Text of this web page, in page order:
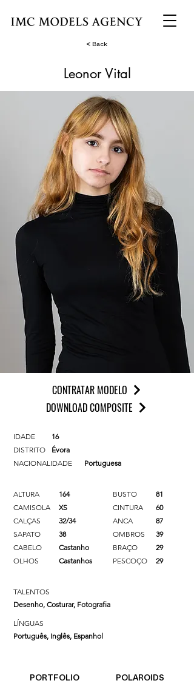
< Back
Leonor Vital
CONTRATAR MODELO
DOWNLOAD COMPOSITE
IDADE
16
DISTRITO
Évora
NACIONALIDADE
Portuguesa
ALTURA
164
CAMISOLA
XS
CALÇAS
32/34
SAPATO
38
CABELO
Castanho
OLHOS
Castanhos
BUSTO
81
CINTURA
60
ANCA
87
OMBROS
39
BRAÇO
29
PESCOÇO
29
TALENTOS
Desenho, Costurar, Fotografia
LÍNGUAS
Português, Inglês, Espanhol
PORTFOLIO POLAROIDS